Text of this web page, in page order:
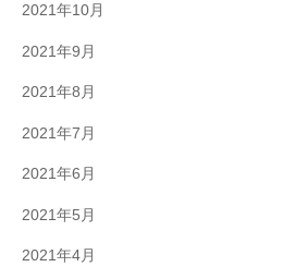
2021年10月
2021年9月
2021年8月
2021年7月
2021年6月
2021年5月
2021年4月